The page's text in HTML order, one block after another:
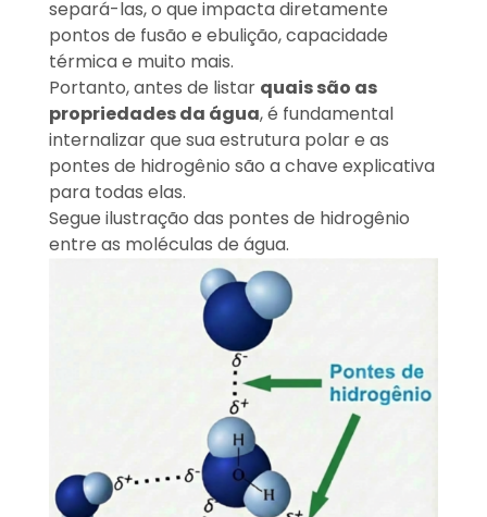
separá-las, o que impacta diretamente
pontos de fusão e ebulição, capacidade
térmica e muito mais.
Portanto, antes de listar quais são as
propriedades da água, é fundamental
internalizar que sua estrutura polar e as
pontes de hidrogênio são a chave explicativa
para todas elas.
Segue ilustração das pontes de hidrogênio
entre as moléculas de água.